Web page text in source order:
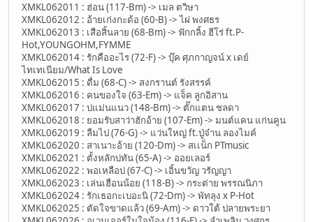
XMKL062011 : ฮ่อน (117-Bm) -> เมล ตวิษา
XMKL062012 : อ้ายเก่งกะด้อ (60-B) -> ไผ่ พงศธร
XMKL062013 : เสือสิ้นลาย (68-Bm) -> ฟักกลิ้ง ฮีโร่ ft.P-
Hot,YOUNGOHM,FYMME
XMKL062014 : รักคืออะไร (72-F) -> บุ๊ค ศุภกาญจน์ x เดย์
ไทเทเนียม/What Is Love
XMKL062015 : ดื่ม (68-C) -> สงกรานต์ รังสรรค์
XMKL062016 : คนของใจ (63-Em) -> แจ็ค ลูกอิสาน
XMKL062017 : บ่แม่นแนว (148-Bm) -> ตั๊กแตน ชลดา
XMKL062018 : ยอมรับสาว่าฮักอ้าย (107-Em) -> มนต์แคน แก่นคูน
XMKL062019 : ลืมไป (76-G) -> แว่นใหญ่ ft.ปู่จ๋าน ลองไมค์
XMKL062020 : สาเนาะอ้าย (120-Dm) -> สเเน็ก PTmusic
XMKL062021 : ตั้งหลักบ่ทัน (65-A) -> ออยเลอร์
XMKL062022 : พอเหลือบ่ (67-C) -> เอิ้นขวัญ วรัญญา
XMKL062023 : เล่นเฮือนน้อย (118-B) -> กระต่าย พรรณนิภา
XMKL062024 : รักเธอกะเบอะนิ (72-Dm) -> พัทลุง x P-Hot
XMKL062025 : ตัดใจขาดแล้ว (69-Am) -> ดาวใต้ ปลายพระยา